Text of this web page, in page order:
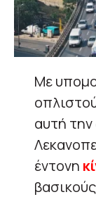
Με
αυτή
έντονη